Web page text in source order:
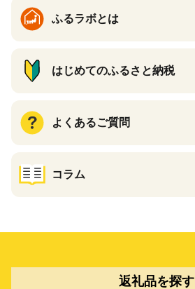
ギフト ふるさと納税 ）
ふるラボとは
はじめてのふるさと納税
よくあるご質問
コラム
返礼品を探す